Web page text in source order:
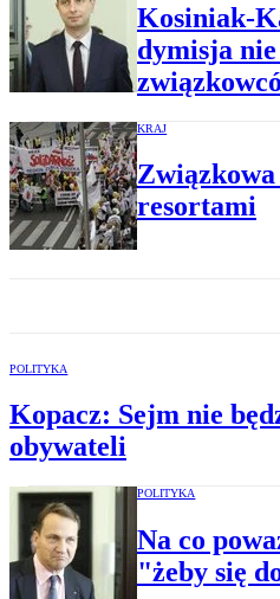
Kosiniak-
dymisja
KRAJ
resortami
POLITYKA
Kopacz: Sejm nie
obywateli
POLITYKA
Na co
"żeby się